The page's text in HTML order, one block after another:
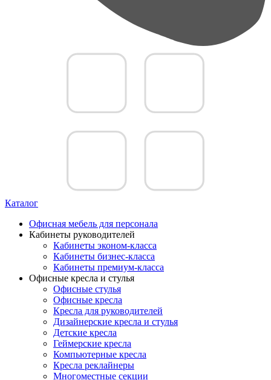
Каталог
Офисная мебель для персонала
Кабинеты руководителей
Кабинеты эконом-класса
Кабинеты бизнес-класса
Кабинеты премиум-класса
Офисные кресла и стулья
Офисные стулья
Офисные кресла
Кресла для руководителей
Дизайнерские кресла и стулья
Детские кресла
Геймерские кресла
Компьютерные кресла
Кресла реклайнеры
Многоместные секции